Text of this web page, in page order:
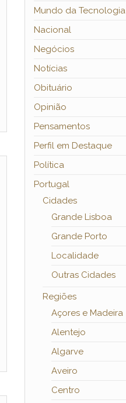
Mundo da Tecnologia
Nacional
Negócios
Notícias
Obituário
Opinião
Pensamentos
Perfil em Destaque
Política
Portugal
Cidades
Grande Lisboa
Grande Porto
Localidade
Outras Cidades
Regiões
Açores e Madeira
Alentejo
Algarve
Aveiro
Centro